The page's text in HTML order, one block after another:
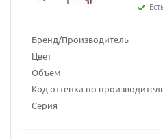
Бренд/Производитель
Цвет
Объем
Код оттенка по
Серия